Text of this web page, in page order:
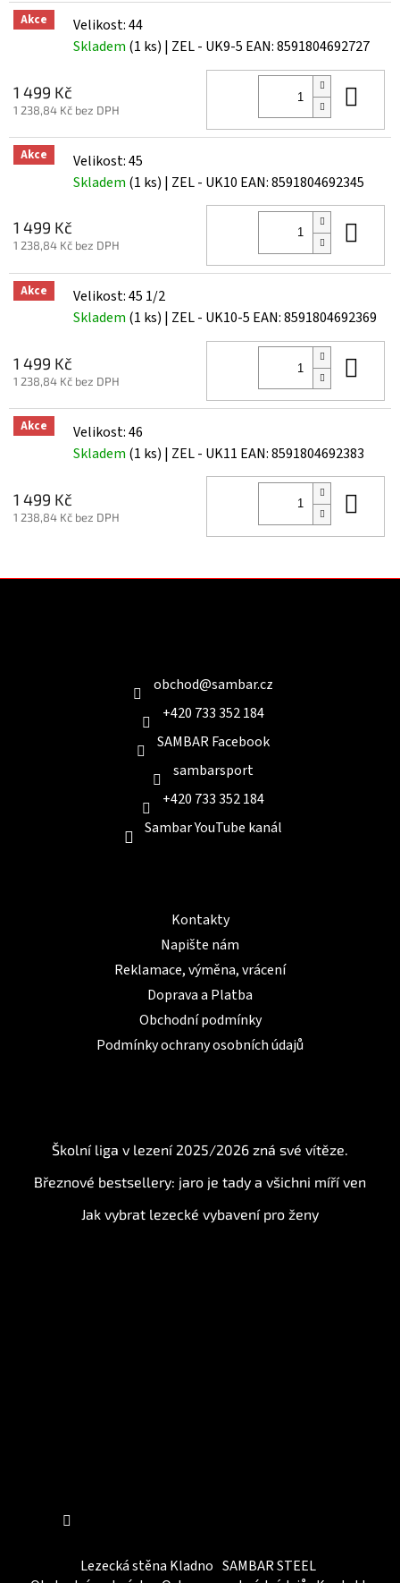
Akce
Velikost: 44
Skladem (1 ks) | ZEL - UK9-5 EAN:8591804692727
1 499 Kč
1 238,84 Kč bez DPH
Akce
Velikost: 45
Skladem (1 ks) | ZEL - UK10 EAN:8591804692345
1 499 Kč
1 238,84 Kč bez DPH
Akce
Velikost: 45 1/2
Skladem (1 ks) | ZEL - UK10-5 EAN:8591804692369
1 499 Kč
1 238,84 Kč bez DPH
Akce
Velikost: 46
Skladem (1 ks) | ZEL - UK11 EAN:8591804692383
1 499 Kč
1 238,84 Kč bez DPH
obchod@sambar.cz
+420 733 352 184
SAMBAR Facebook
sambarsport
+420 733 352 184
Sambar YouTube kanál
Kontakty
Napište nám
Reklamace, výměna, vrácení
Doprava a Platba
Obchodní podmínky
Podmínky ochrany osobních údajů
Školní liga v lezení 2025/2026 zná své vítěze.
Březnové bestsellery: jaro je tady a všichni míří ven
Jak vybrat lezecké vybavení pro ženy
Lezecká stěna Kladno SAMBAR STEEL